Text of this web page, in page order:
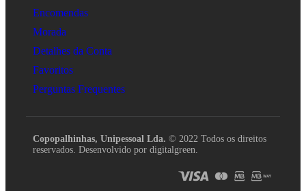
Encomendas
Morada
Detalhes da Conta
Favoritos
Perguntas Frequentes
Copopalhinhas, Unipessoal Lda. © 2022 Todos os direitos
reservados. Desenvolvido por digitalgreen.